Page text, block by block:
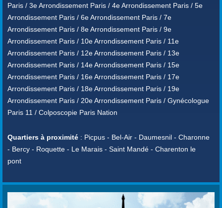
Paris / 3e Arrondissement Paris / 4e Arrondissement Paris / 5e
Arrondissement Paris / 6e Arrondissement Paris / 7e
Arrondissement Paris / 8e Arrondissement Paris / 9e
Arrondissement Paris / 10e Arrondissement Paris / 11e
Arrondissement Paris / 12e Arrondissement Paris / 13e
Arrondissement Paris / 14e Arrondissement Paris / 15e
Arrondissement Paris / 16e Arrondissement Paris / 17e
Arrondissement Paris / 18e Arrondissement Paris / 19e
Arrondissement Paris / 20e Arrondissement Paris / Gynécologue
Paris 11 / Colposcopie Paris Nation
Quartiers à proximité : Picpus - Bel-Air - Daumesnil - Charonne
- Bercy - Roquette - Le Marais - Saint Mandé - Charenton le
pont